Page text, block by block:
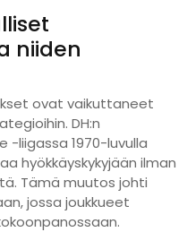
niiden
ovat vaikuttaneet
DH:n
liigassa 1970-luvulla
hyökkäyskykyjään ilman
Tämä muutos johti
jossa joukkueet